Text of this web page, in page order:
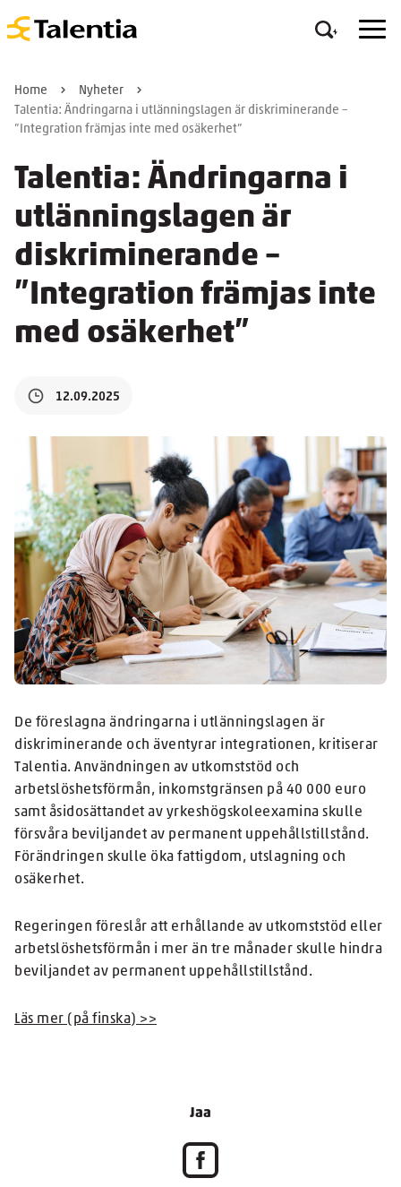
Home
Nyheter
Talentia: Ändringarna i utlänningslagen är diskriminerande –
”Integration främjas inte med osäkerhet”
Talentia: Ändringarna i
utlänningslagen är
diskriminerande –
”Integration främjas inte
med osäkerhet”
12.09.2025
De föreslagna ändringarna i utlänningslagen är
diskriminerande och äventyrar integrationen, kritiserar
Talentia. Användningen av utkomststöd och
arbetslöshetsförmån, inkomstgränsen på 40 000 euro
samt åsidosättandet av yrkeshögskoleexamina skulle
försvåra beviljandet av permanent uppehållstillstånd.
Förändringen skulle öka fattigdom, utslagning och
osäkerhet.
Regeringen föreslår att erhållande av utkomststöd eller
arbetslöshetsförmån i mer än tre månader skulle hindra
beviljandet av permanent uppehållstillstånd.
Läs mer (på finska) >>
Jaa